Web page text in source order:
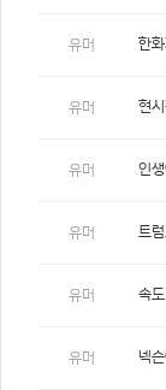
유머 한
유머 현
유머 인
유머 트
유머 속
유머 넥